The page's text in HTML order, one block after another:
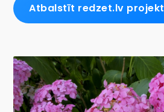
Atbalstīt redzet.lv